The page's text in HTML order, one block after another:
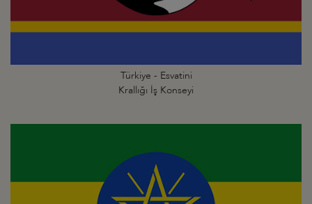
Türkiye - Esvatini
Krallığı İş Konseyi